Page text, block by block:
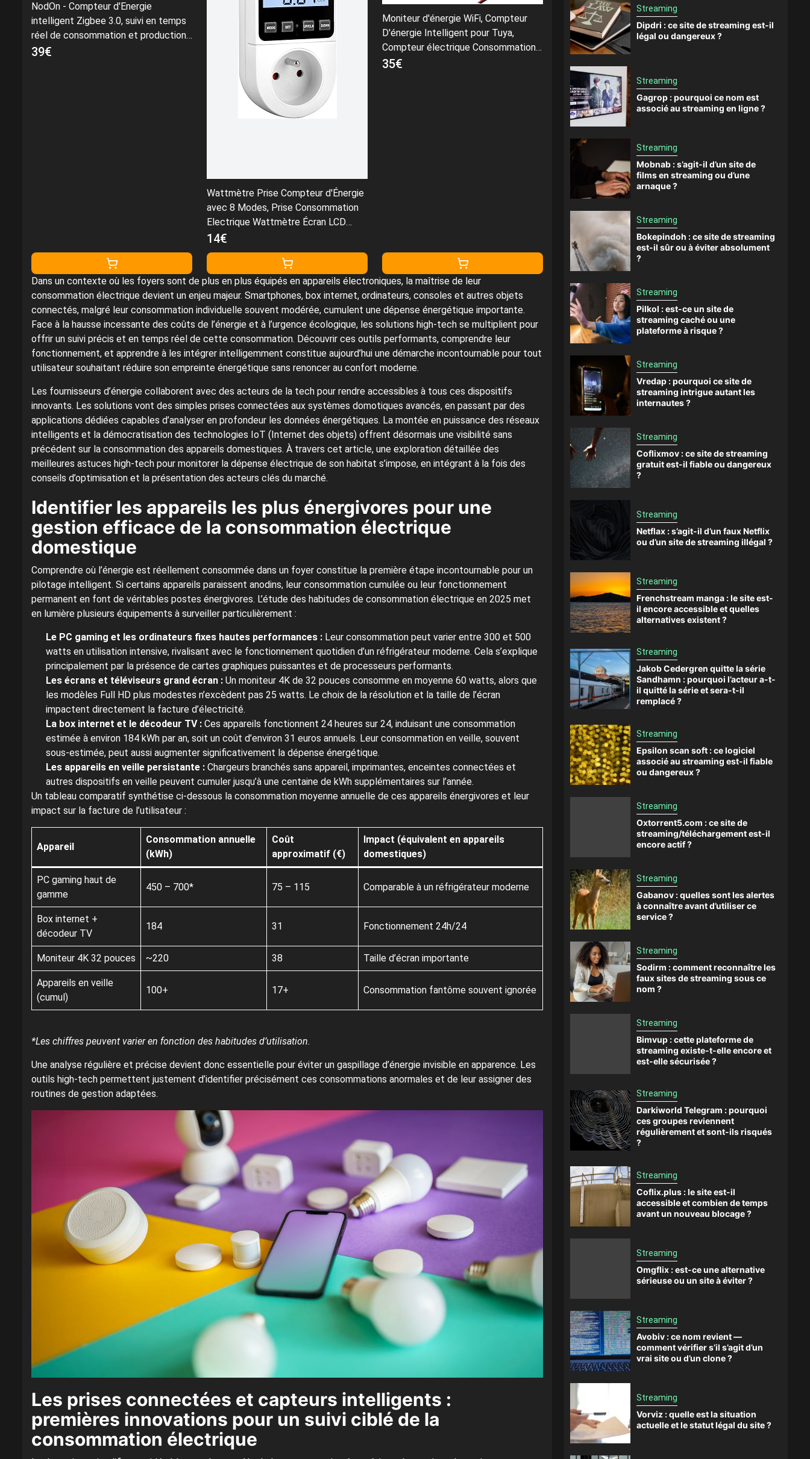
NodOn - Compteur d'Energie
intelligent Zigbee 3.0, suivi en temps
réel de consommation et production
d’électricité, ultra compact, mesure
39€
Wattmètre Prise Compteur d'Énergie
avec 8 Modes, Prise Consommation
Electrique Wattmètre Écran LCD
Rétroéclairé, Mesure Consommation
d'Énergie Compteur Électrique avec
Alarme Sonore de Surcharge 3680W
14€
Moniteur d'énergie WiFi, Compteur
D'énergie Intelligent pour Tuya,
Compteur électrique Consommation
Numérique Smart Bidirectionnel
35€
Dans un contexte où les foyers sont de plus en plus équipés en appareils électroniques, la maîtrise de leur
consommation électrique devient un enjeu majeur. Smartphones, box internet, ordinateurs, consoles et autres objets
connectés, malgré leur consommation individuelle souvent modérée, cumulent une dépense énergétique importante.
Face à la hausse incessante des coûts de l’énergie et à l’urgence écologique, les solutions high-tech se multiplient pour
offrir un suivi précis et en temps réel de cette consommation. Découvrir ces outils performants, comprendre leur
fonctionnement, et apprendre à les intégrer intelligemment constitue aujourd’hui une démarche incontournable pour tout
utilisateur souhaitant réduire son empreinte énergétique sans renoncer au confort moderne.
Les fournisseurs d’énergie collaborent avec des acteurs de la tech pour rendre accessibles à tous ces dispositifs
innovants. Les solutions vont des simples prises connectées aux systèmes domotiques avancés, en passant par des
applications dédiées capables d’analyser en profondeur les données énergétiques. La montée en puissance des réseaux
intelligents et la démocratisation des technologies IoT (Internet des objets) offrent désormais une visibilité sans
précédent sur la consommation des appareils domestiques. À travers cet article, une exploration détaillée des
meilleures astuces high-tech pour monitorer la dépense électrique de son habitat s’impose, en intégrant à la fois des
conseils d’optimisation et la présentation des acteurs clés du marché.
Identifier les appareils les plus énergivores pour une
gestion efficace de la consommation électrique
domestique
Comprendre où l’énergie est réellement consommée dans un foyer constitue la première étape incontournable pour un
pilotage intelligent. Si certains appareils paraissent anodins, leur consommation cumulée ou leur fonctionnement
permanent en font de véritables postes énergivores. L’étude des habitudes de consommation électrique en 2025 met
en lumière plusieurs équipements à surveiller particulièrement :
Le PC gaming et les ordinateurs fixes hautes performances : Leur consommation peut varier entre 300 et 500
watts en utilisation intensive, rivalisant avec le fonctionnement quotidien d’un réfrigérateur moderne. Cela s’explique
principalement par la présence de cartes graphiques puissantes et de processeurs performants.
Les écrans et téléviseurs grand écran : Un moniteur 4K de 32 pouces consomme en moyenne 60 watts, alors que
les modèles Full HD plus modestes n’excèdent pas 25 watts. Le choix de la résolution et la taille de l’écran
impactent directement la facture d’électricité.
La box internet et le décodeur TV : Ces appareils fonctionnent 24 heures sur 24, induisant une consommation
estimée à environ 184 kWh par an, soit un coût d’environ 31 euros annuels. Leur consommation en veille, souvent
sous-estimée, peut aussi augmenter significativement la dépense énergétique.
Les appareils en veille persistante : Chargeurs branchés sans appareil, imprimantes, enceintes connectées et
autres dispositifs en veille peuvent cumuler jusqu’à une centaine de kWh supplémentaires sur l’année.
Un tableau comparatif synthétise ci-dessous la consommation moyenne annuelle de ces appareils énergivores et leur
impact sur la facture de l’utilisateur :
Appareil
Consommation annuelle
(kWh)
Coût
approximatif (€)
Impact (équivalent en appareils
domestiques)
PC gaming haut de
gamme
450 – 700* 75 – 115 Comparable à un réfrigérateur moderne
Box internet +
décodeur TV
184 31 Fonctionnement 24h/24
Moniteur 4K 32 pouces ~220 38 Taille d’écran importante
Appareils en veille
(cumul)
100+ 17+ Consommation fantôme souvent ignorée
*Les chiffres peuvent varier en fonction des habitudes d’utilisation.
Une analyse régulière et précise devient donc essentielle pour éviter un gaspillage d’énergie invisible en apparence. Les
outils high-tech permettent justement d’identifier précisément ces consommations anormales et de leur assigner des
routines de gestion adaptées.
Les prises connectées et capteurs intelligents :
premières innovations pour un suivi ciblé de la
consommation électrique
Streaming
Dipdri : ce site de streaming est-il
légal ou dangereux ?
Streaming
Gagrop : pourquoi ce nom est
associé au streaming en ligne ?
Streaming
Mobnab : s’agit-il d’un site de
films en streaming ou d’une
arnaque ?
Streaming
Bokepindoh : ce site de streaming
est-il sûr ou à éviter absolument
?
Streaming
Pilkol : est-ce un site de
streaming caché ou une
plateforme à risque ?
Streaming
Vredap : pourquoi ce site de
streaming intrigue autant les
internautes ?
Streaming
Coflixmov : ce site de streaming
gratuit est-il fiable ou dangereux
?
Streaming
Netflax : s’agit-il d’un faux Netflix
ou d’un site de streaming illégal ?
Streaming
Frenchstream manga : le site est-
il encore accessible et quelles
alternatives existent ?
Streaming
Jakob Cedergren quitte la série
Sandhamn : pourquoi l’acteur a-t-
il quitté la série et sera-t-il
remplacé ?
Streaming
Epsilon scan soft : ce logiciel
associé au streaming est-il fiable
ou dangereux ?
Streaming
Oxtorrent5.com : ce site de
streaming/téléchargement est-il
encore actif ?
Streaming
Gabanov : quelles sont les alertes
à connaître avant d’utiliser ce
service ?
Streaming
Sodirm : comment reconnaître les
faux sites de streaming sous ce
nom ?
Streaming
Bimvup : cette plateforme de
streaming existe-t-elle encore et
est-elle sécurisée ?
Streaming
Darkiworld Telegram : pourquoi
ces groupes reviennent
régulièrement et sont-ils risqués
?
Streaming
Coflix.plus : le site est-il
accessible et combien de temps
avant un nouveau blocage ?
Streaming
Omgflix : est-ce une alternative
sérieuse ou un site à éviter ?
Streaming
Avobiv : ce nom revient —
comment vérifier s’il s’agit d’un
vrai site ou d’un clone ?
Streaming
Vorviz : quelle est la situation
actuelle et le statut légal du site ?